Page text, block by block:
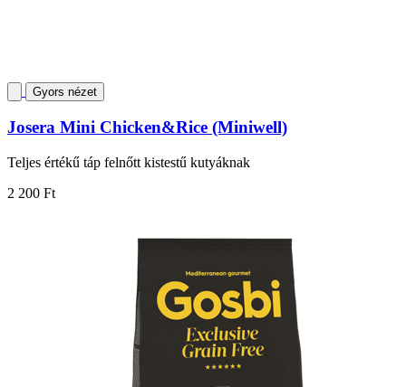
Gyors nézet
Josera Mini Chicken&Rice (Miniwell)
Teljes értékű táp felnőtt kistestű kutyáknak
2 200 Ft